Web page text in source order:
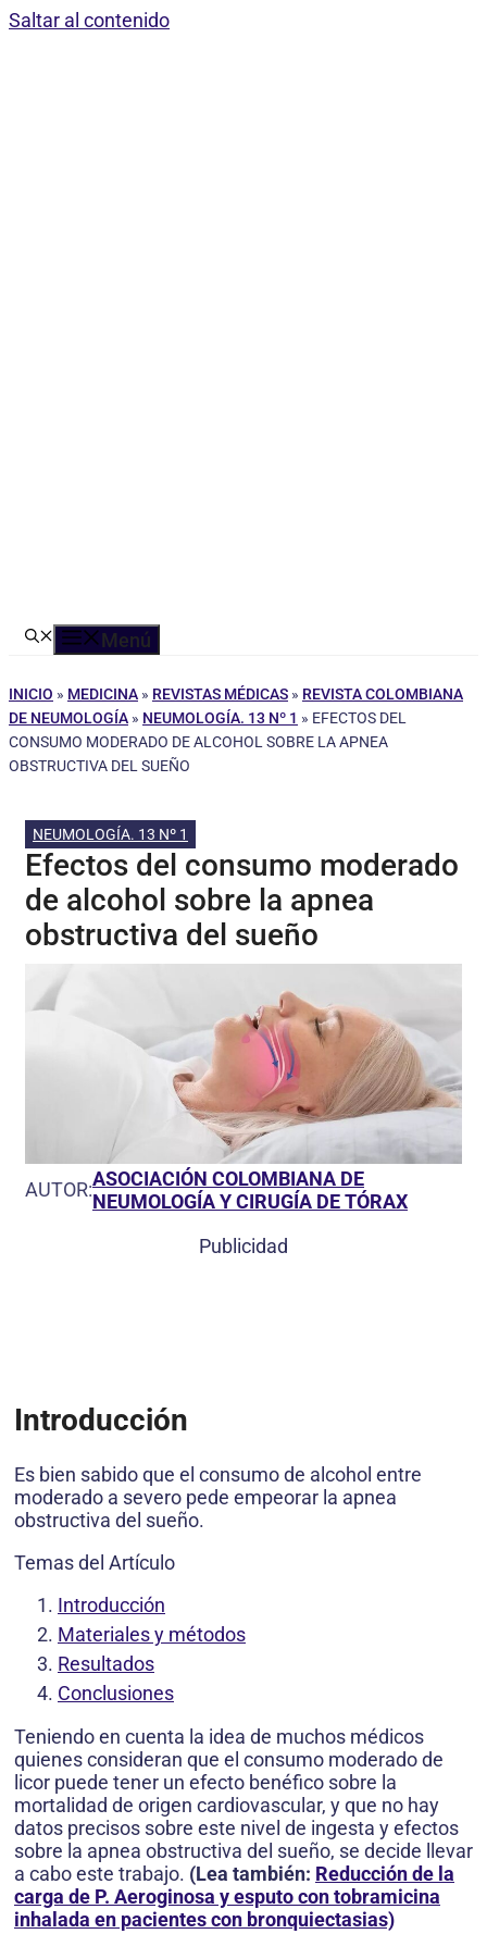
Saltar al contenido
Menú
INICIO » MEDICINA » REVISTAS MÉDICAS » REVISTA COLOMBIANA
DE NEUMOLOGÍA » NEUMOLOGÍA. 13 Nº 1 » EFECTOS DEL
CONSUMO MODERADO DE ALCOHOL SOBRE LA APNEA
OBSTRUCTIVA DEL SUEÑO
NEUMOLOGÍA. 13 Nº 1
Efectos del consumo moderado
de alcohol sobre la apnea
obstructiva del sueño
AUTOR:ASOCIACIÓN COLOMBIANA DE
NEUMOLOGÍA Y CIRUGÍA DE TÓRAX
Publicidad
Introducción
Es bien sabido que el consumo de alcohol entre
moderado a severo pede empeorar la apnea
obstructiva del sueño.
Temas del Artículo
Introducción
Materiales y métodos
Resultados
Conclusiones
Teniendo en cuenta la idea de muchos médicos
quienes consideran que el consumo moderado de
licor puede tener un efecto benéfico sobre la
mortalidad de origen cardiovascular, y que no hay
datos precisos sobre este nivel de ingesta y efectos
sobre la apnea obstructiva del sueño, se decide llevar
a cabo este trabajo. (Lea también: Reducción de la
carga de P. Aeroginosa y esputo con tobramicina
inhalada en pacientes con bronquiectasias)